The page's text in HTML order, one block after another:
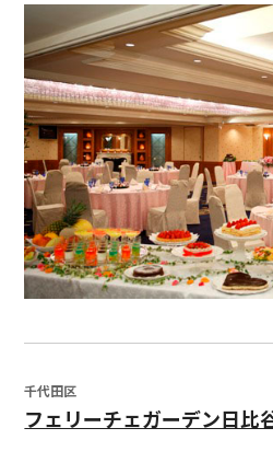
千代田区
フェリーチェガーデン日比